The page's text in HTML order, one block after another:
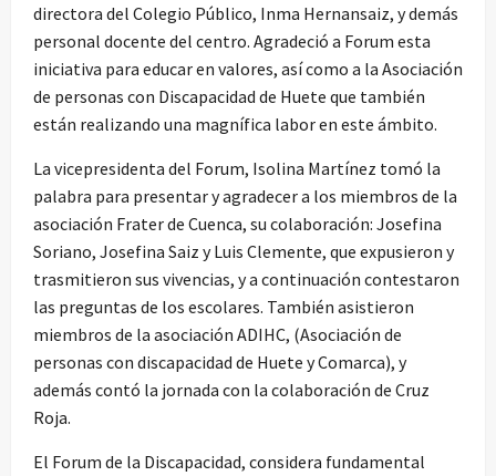
directora del Colegio Público, Inma Hernansaiz, y demás
personal docente del centro. Agradeció a Forum esta
iniciativa para educar en valores, así como a la Asociación
de personas con Discapacidad de Huete que también
están realizando una magnífica labor en este ámbito.
La vicepresidenta del Forum, Isolina Martínez tomó la
palabra para presentar y agradecer a los miembros de la
asociación Frater de Cuenca, su colaboración: Josefina
Soriano, Josefina Saiz y Luis Clemente, que expusieron y
trasmitieron sus vivencias, y a continuación contestaron
las preguntas de los escolares. También asistieron
miembros de la asociación ADIHC, (Asociación de
personas con discapacidad de Huete y Comarca), y
además contó la jornada con la colaboración de Cruz
Roja.
El Forum de la Discapacidad, considera fundamental